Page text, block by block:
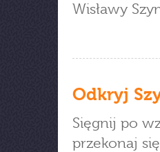
Wisławy
Odkryj
Sięgnij po
przekonaj